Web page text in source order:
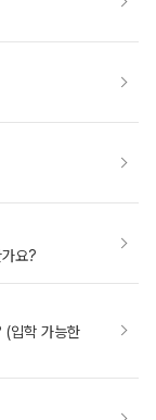
요?
(입학 가능한